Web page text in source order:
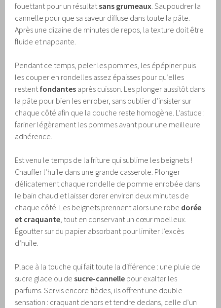
fouettant pour un résultatsans grumeaux. Saupoudrer la
cannelle pour que sa saveur diffuse dans toute la pâte.
Après une dizaine de minutes de repos, la texture doit être
fluide et nappante.
Pendant ce temps, peler les pommes, les épépiner puis
les couper en rondelles assez épaisses pour qu’elles
restentfondantes après cuisson. Les plonger aussitôt dans
la pâte pour bien les enrober, sans oublier d’insister sur
chaque côté afin que la couche reste homogène. L’astuce :
fariner légèrement les pommes avant pour une meilleure
adhérence.
Est venu le temps de la friture qui sublime les beignets !
Chauffer l’huile dans une grande casserole. Plonger
délicatement chaque rondelle de pomme enrobée dans
le bain chaud et laisser dorer environ deux minutes de
chaque côté. Les beignets prennent alors une robe dorée
et craquante, tout en conservant un cœur moelleux.
Égoutter sur du papier absorbant pour limiter l’excès
d’huile.
Place à la touche qui fait toute la différence : une pluie de
sucre glace ou desucre-cannelle pour exalter les
parfums. Servis encore tièdes, ils offrent une double
sensation : craquant dehors et tendre dedans, celle d’un